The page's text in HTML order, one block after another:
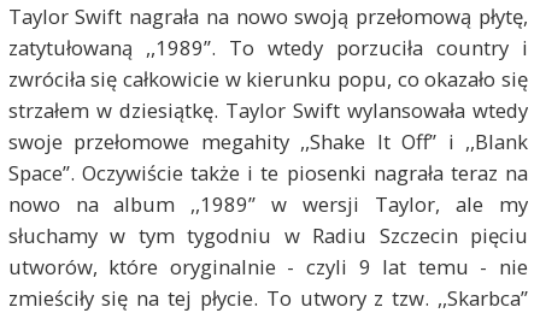
Taylor Swift nagrała na nowo swoją przełomową płytę,
zatytułowaną ,,1989”. To wtedy porzuciła country i
zwróciła się całkowicie w kierunku popu, co okazało się
strzałem w dziesiątkę. Taylor Swift wylansowała wtedy
swoje przełomowe megahity ,,Shake It Off” i ,,Blank
Space”. Oczywiście także i te piosenki nagrała teraz na
nowo na album ,,1989” w wersji Taylor, ale my
słuchamy w tym tygodniu w Radiu Szczecin pięciu
utworów, które oryginalnie - czyli 9 lat temu - nie
zmieściły się na tej płycie. To utwory z tzw. ,,Skarbca”